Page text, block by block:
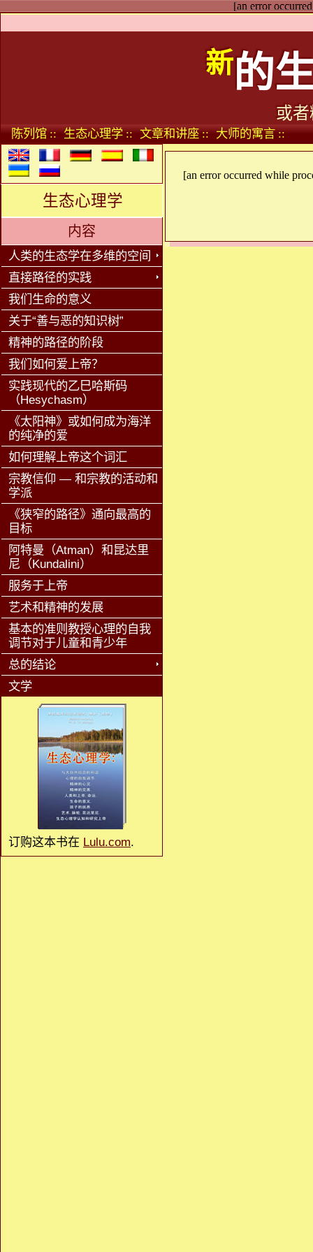
[an error
新的
或
陈列馆 :: 生态心理学 :: 文章和讲座 :: 大师的寓言 ::
生态心理学
内容
人类的生态学在多维的空间
直接路径的实践
我们生命的意义
关于“善与恶的知识树”
精神的路径的阶段
我们如何爱上帝？
实践现代的乙巳哈斯码
（Hesychasm）
《太阳神》或如何成为海洋
的纯净的爱
如何理解上帝这个词汇
宗教信仰 — 和宗教的活动和
学派
《狭窄的路径》通向最高的
目标
阿特曼（Atman）和昆达里
尼（Kundalini）
服务于上帝
艺术和精神的发展
基本的准则教授心理的自我
调节对于儿童和青少年
总的结论
文学
订购这本书在 Lulu.com.
[an error occurred while